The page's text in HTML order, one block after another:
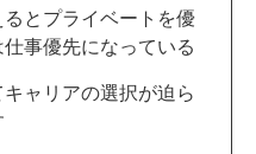
とプライベートを優
事優先になっている
ャリアの選択が迫ら